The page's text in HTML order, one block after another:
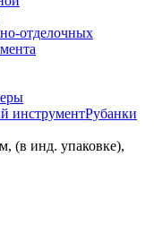
отделочных
инструментРубанки
(в инд. упаковке),